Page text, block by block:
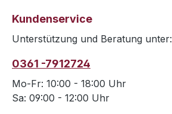
Kundenservice
Unterstützung und Beratung unter:
0361 -7912724
Mo-Fr: 10:00 - 18:00 Uhr
Sa: 09:00 - 12:00 Uhr